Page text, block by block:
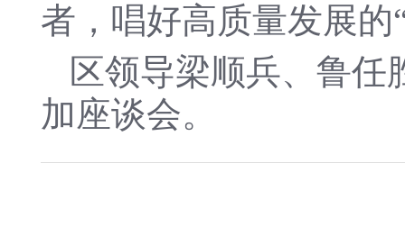
者，唱好高质量发展的
区领导梁顺兵、鲁任
加座谈会。